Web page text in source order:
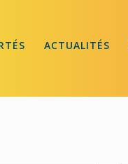
ACTUALITÉS